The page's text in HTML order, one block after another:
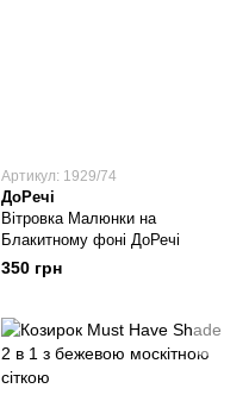
Артикул: 1929/74
ДоРечі
Вітровка Малюнки на
Блакитному фоні ДоРечі
350 грн